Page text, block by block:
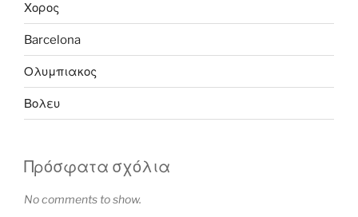
Χορος
Barcelona
Ολυμπιακος
Βολευ
Πρόσφατα σχόλια
No comments to show.